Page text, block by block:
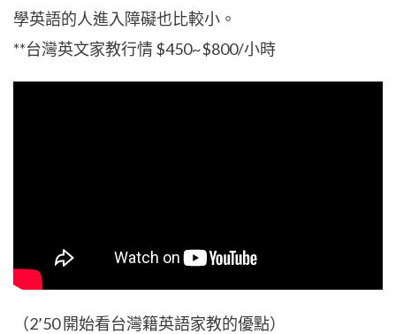
學英語的人進入障礙也比較小。
**台灣英文家教行情 $450~$800/小時
（2’50 開始看台灣籍英語家教的優點）